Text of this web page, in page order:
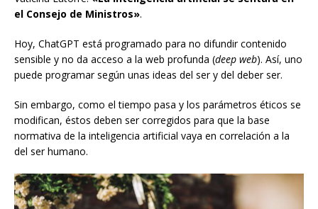
el Consejo de Ministros».
Hoy, ChatGPT está programado para no difundir contenido
sensible y no da acceso a la web profunda (deep web). Así, uno
puede programar según unas ideas del ser y del deber ser.
Sin embargo, como el tiempo pasa y los parámetros éticos se
modifican, éstos deben ser corregidos para que la base
normativa de la inteligencia artificial vaya en correlación a la
del ser humano.